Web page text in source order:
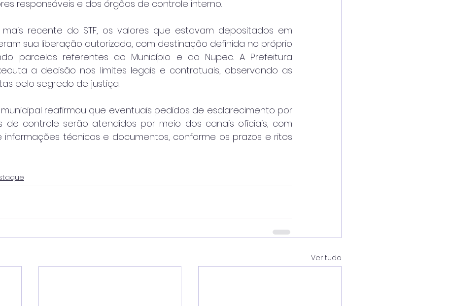
responsáveis e dos órgãos de controle interno.
recente do STF, os valores que estavam depositados em
sua liberação autorizada, com destinação definida no próprio
parcelas referentes ao Município e ao Nupec. A Prefeitura
a decisão nos limites legais e contratuais, observando as
pelo segredo de justiça.
reafirmou que eventuais pedidos de esclarecimento por
de controle serão atendidos por meio dos canais oficiais, com
técnicas e documentos, conforme os prazos e ritos
Ver tudo